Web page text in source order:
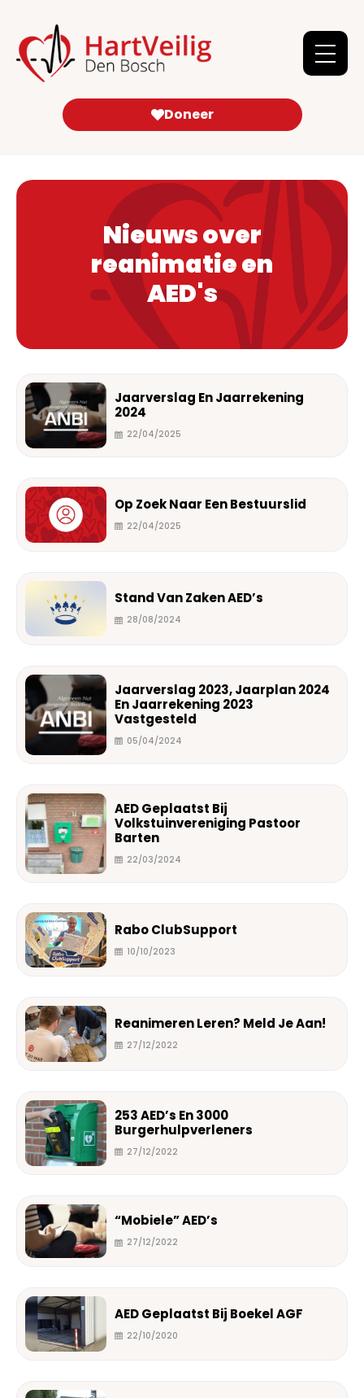
Doneer
Nieuws over
reanimatie en
AED's
Jaarverslag En Jaarrekening
2024
22/04/2025
Op Zoek Naar Een Bestuurslid
22/04/2025
Stand Van Zaken AED’s
28/08/2024
Jaarverslag 2023, Jaarplan 2024
En Jaarrekening 2023
Vastgesteld
05/04/2024
AED Geplaatst Bij
Volkstuinvereniging Pastoor
Barten
22/03/2024
Rabo ClubSupport
10/10/2023
Reanimeren Leren? Meld Je Aan!
27/12/2022
253 AED’s En 3000
Burgerhulpverleners
27/12/2022
“Mobiele” AED’s
27/12/2022
AED Geplaatst Bij Boekel AGF
22/10/2020